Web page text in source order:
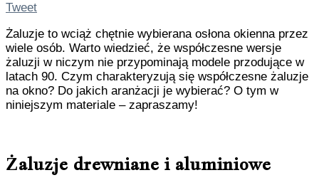
Tweet
Żaluzje to wciąż chętnie wybierana osłona okienna przez
wiele osób. Warto wiedzieć, że współczesne wersje
żaluzji w niczym nie przypominają modele przodujące w
latach 90. Czym charakteryzują się współczesne żaluzje
na okno? Do jakich aranżacji je wybierać? O tym w
niniejszym materiale – zapraszamy!
Żaluzje drewniane i aluminiowe